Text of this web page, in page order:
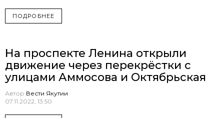
ПОДРОБНЕЕ
На проспекте Ленина открыли
движение через перекрёстки с
улицами Аммосова и Октябрьская
Автор Вести Якутии
07.11.2022, 13:50